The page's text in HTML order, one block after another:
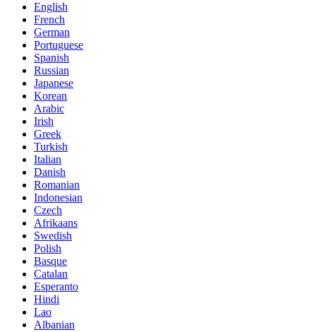
English
French
German
Portuguese
Spanish
Russian
Japanese
Korean
Arabic
Irish
Greek
Turkish
Italian
Danish
Romanian
Indonesian
Czech
Afrikaans
Swedish
Polish
Basque
Catalan
Esperanto
Hindi
Lao
Albanian